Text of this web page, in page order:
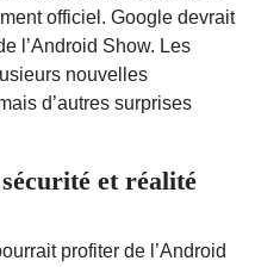
officiel. Google devrait
l’Android Show. Les
nouvelles
d’autres surprises
et réalité
profiter de l’Android